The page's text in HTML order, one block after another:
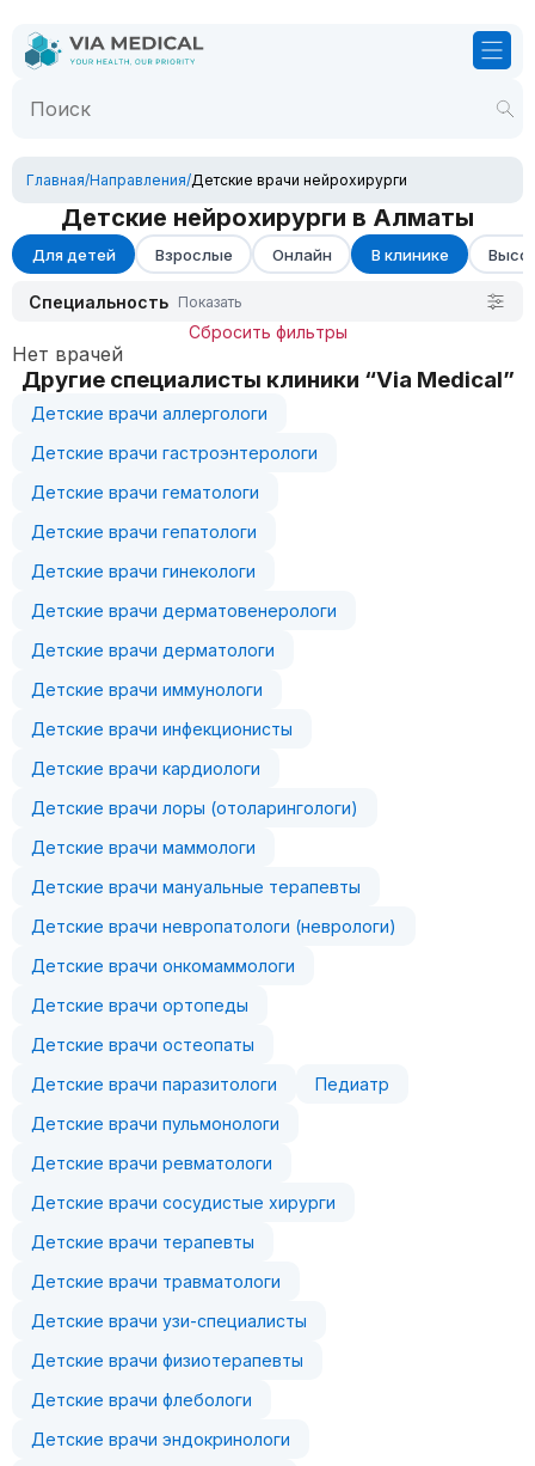
Главная/Направления/Детские врачи нейрохирурги
Детские нейрохирурги в Алматы
Для детей Взрослые Онлайн В клинике
Специальность Показать
Сбросить фильтры
Нет врачей
Другие специалисты клиники “Via Medical”
Детские врачи аллергологи
Детские врачи гастроэнтерологи
Детские врачи гематологи
Детские врачи гепатологи
Детские врачи гинекологи
Детские врачи дерматовенерологи
Детские врачи дерматологи
Детские врачи иммунологи
Детские врачи инфекционисты
Детские врачи кардиологи
Детские врачи лоры (отоларингологи)
Детские врачи маммологи
Детские врачи мануальные терапевты
Детские врачи невропатологи (неврологи)
Детские врачи онкомаммологи
Детские врачи ортопеды
Детские врачи остеопаты
Детские врачи паразитологи
Педиатр
Детские врачи пульмонологи
Детские врачи ревматологи
Детские врачи сосудистые хирурги
Детские врачи терапевты
Детские врачи травматологи
Детские врачи узи-специалисты
Детские врачи физиотерапевты
Детские врачи флебологи
Детские врачи эндокринологи